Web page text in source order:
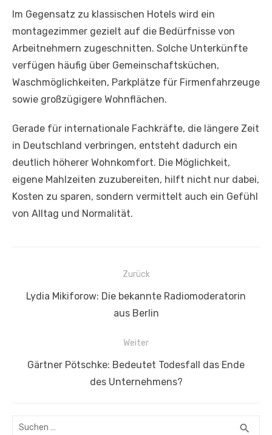
Im Gegensatz zu klassischen Hotels wird ein
montagezimmer gezielt auf die Bedürfnisse von
Arbeitnehmern zugeschnitten. Solche Unterkünfte
verfügen häufig über Gemeinschaftsküchen,
Waschmöglichkeiten, Parkplätze für Firmenfahrzeuge
sowie großzügigere Wohnflächen.
Gerade für internationale Fachkräfte, die längere Zeit
in Deutschland verbringen, entsteht dadurch ein
deutlich höherer Wohnkomfort. Die Möglichkeit,
eigene Mahlzeiten zuzubereiten, hilft nicht nur dabei,
Kosten zu sparen, sondern vermittelt auch ein Gefühl
von Alltag und Normalität.
Beitragsnavigation
Zurück
Vorheriger
Lydia Mikiforow: Die bekannte Radiomoderatorin
aus Berlin
Weiter
Nächster
Gärtner Pötschke: Bedeutet Todesfall das Ende
des Unternehmens?
Suchen
search